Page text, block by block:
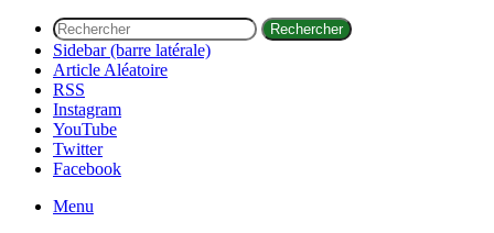
Rechercher
Sidebar (barre latérale)
Article Aléatoire
RSS
Instagram
YouTube
Twitter
Facebook
Menu